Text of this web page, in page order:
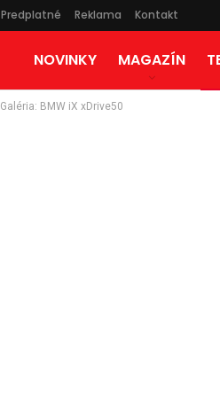
Predplatné Reklama Kontakt
NOVINKY MAGAZÍN
Galéria: BMW iX xDrive50